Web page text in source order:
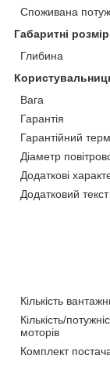
Споживана
Габаритні
Глибина
Вага
Гарантія
Гарантійний
Діаметр
Додаткові
Додатковий текст
Кількість
Кількість/
моторів
Комплект